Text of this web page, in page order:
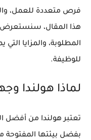
فرص متعددة للعمل،
هذا المقال، سنستعرض
المطلوبة، والمزايا
للوظيفة.
لماذا هولندا
تعتبر هولندا من أفضل
بفضل بيئتها المفتوحة